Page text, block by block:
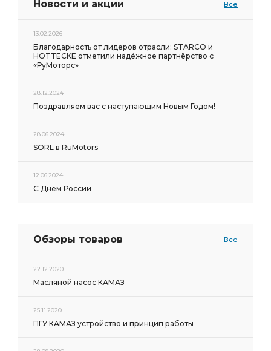
Новости и акции Все
13.02.2026
Благодарность от лидеров отрасли: STARCO и
HOTTECKE отметили надёжное партнёрство с
«РуМоторс»
28.12.2024
Поздравляем вас с наступающим Новым Годом!
28.06.2024
SORL в RuMotors
12.06.2024
С Днем России
Обзоры товаров Все
22.12.2020
Масляной насос КАМАЗ
25.11.2020
ПГУ КАМАЗ устройство и принцип работы